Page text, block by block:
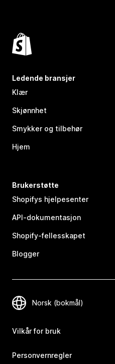
Ledende bransjer
Klær
Skjønnhet
Smykker og tilbehør
Hjem
Brukerstøtte
Shopifys hjelpesenter
API-dokumentasjon
Shopify-fellesskapet
Blogger
Vilkår for bruk
Personvernregler